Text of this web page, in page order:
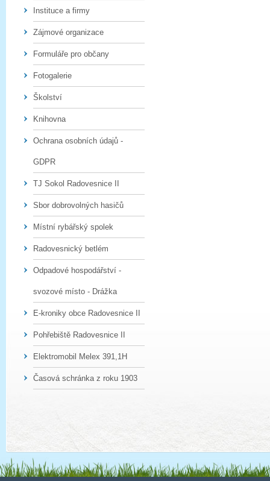
Instituce a firmy
Zájmové organizace
Formuláře pro občany
Fotogalerie
Školství
Knihovna
Ochrana osobních údajů -
GDPR
TJ Sokol Radovesnice II
Sbor dobrovolných hasičů
Místní rybářský spolek
Radovesnický betlém
Odpadové hospodářství -
svozové místo - Drážka
E-kroniky obce Radovesnice II
Pohřebiště Radovesnice II
Elektromobil Melex 391,1H
Časová schránka z roku 1903